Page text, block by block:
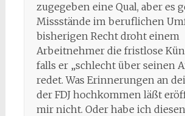
zugegeben eine Qual, aber es
Missstände im beruflichen
bisherigen Recht droht einem
Arbeitnehmer die fristlose
falls er „schlecht über seinen
redet. Was Erinnerungen an
der FDJ hochkommen läßt
mir nicht. Oder habe ich